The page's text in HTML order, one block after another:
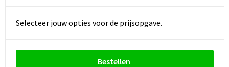
Selecteer jouw opties voor de prijsopgave.
Bestellen